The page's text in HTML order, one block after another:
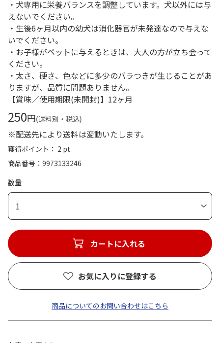
・犬専用に栄養バランスを調整しています。犬以外には与
えないでください。
・生後6ヶ月以内の幼犬は消化器官が未発達なので与えな
いでください。
・お子様がペットに与えるときは、大人の方が立ち会って
ください。
・太さ、硬さ、色などに多少のバラつきが生じることがあ
りますが、品質に問題ありません。
【賞味／使用期限(未開封)】12ヶ月
250円(送料別・税込)
※配送先により送料は変動いたします。
獲得ポイント： 2 pt
商品番号
9973133246
数量
1
カートに入れる
お気に入りに登録する
商品についてのお問い合わせはこちら